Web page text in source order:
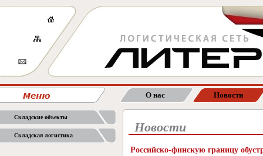
О нас Новости
Складские объекты
Складская логистика
Новости
Российско-финскую границу